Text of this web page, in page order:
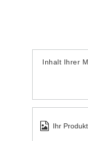
Inhalt Ihrer
Ihr